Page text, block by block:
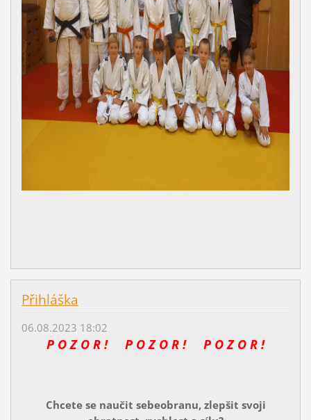
Přihláška
06.08.2023 18:02
P O Z O R ! P O Z O R ! P O Z O R !
Chcete se naučit sebeobranu, zlepšit svoji